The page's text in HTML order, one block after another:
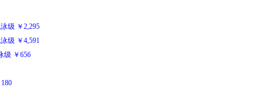
级 ￥ 2,295
级 ￥ 4,591
级 ￥ 656
180